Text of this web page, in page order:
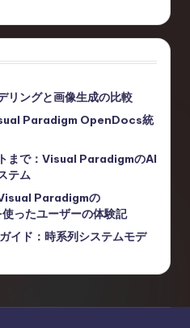
リングと画像生成の比較
Paradigm OpenDocs統
まで：Visual ParadigmのAI
テム
Paradigmの
ったユーザーの体験記
イド：時系列システムモデ